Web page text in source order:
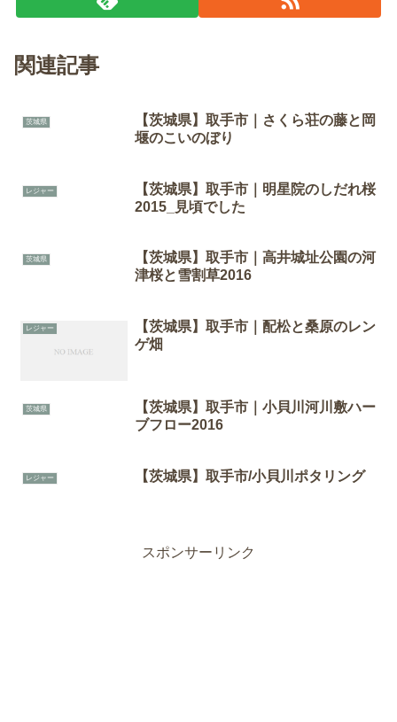
関連記事
茨城県
【茨城県】取手市｜さくら荘の藤と岡
堰のこいのぼり
レジャー
【茨城県】取手市｜明星院のしだれ桜
2015_見頃でした
茨城県
【茨城県】取手市｜高井城址公園の河
津桜と雪割草2016
レジャー
【茨城県】取手市｜配松と桑原のレン
ゲ畑
茨城県
【茨城県】取手市｜小貝川河川敷ハー
ブフロー2016
レジャー 【茨城県】取手市/小貝川ポタリング
スポンサーリンク